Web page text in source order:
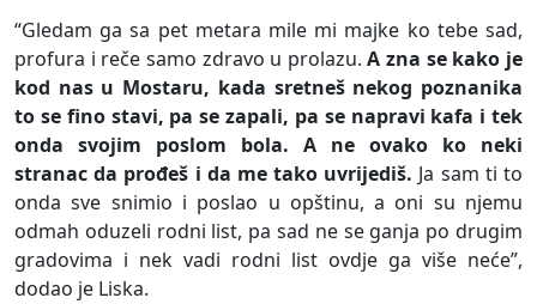
“Gledam ga sa pet metara mile mi majke ko tebe sad,
profura i reče samo zdravo u prolazu.A zna se kako je
kod nas u Mostaru, kada sretneš nekog poznanika
to se fino stavi, pa se zapali, pa se napravi kafa i tek
onda svojim poslom bola. A ne ovako ko neki
stranac da prođeš i da me tako uvrijediš. Ja sam ti to
onda sve snimio i poslao u opštinu, a oni su njemu
odmah oduzeli rodni list, pa sad ne se ganja po drugim
gradovima i nek vadi rodni list ovdje ga više neće”,
dodao je Liska.